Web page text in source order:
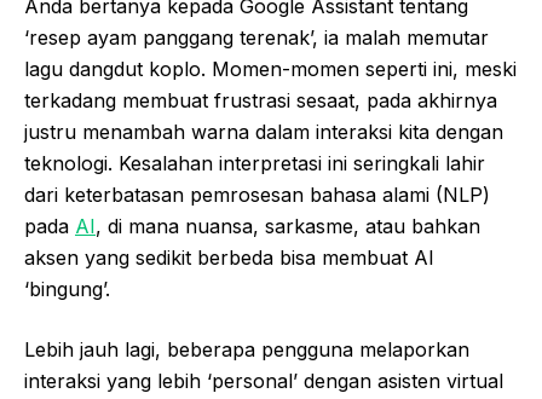
Anda bertanya kepada Google Assistant tentang
‘resep ayam panggang terenak’, ia malah memutar
lagu dangdut koplo. Momen-momen seperti ini, meski
terkadang membuat frustrasi sesaat, pada akhirnya
justru menambah warna dalam interaksi kita dengan
teknologi. Kesalahan interpretasi ini seringkali lahir
dari keterbatasan pemrosesan bahasa alami (NLP)
pada AI, di mana nuansa, sarkasme, atau bahkan
aksen yang sedikit berbeda bisa membuat AI
‘bingung’.
Lebih jauh lagi, beberapa pengguna melaporkan
interaksi yang lebih ‘personal’ dengan asisten virtual